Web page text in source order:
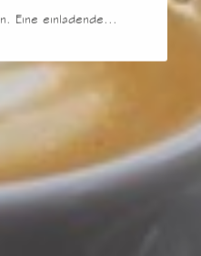
Eine einladende...